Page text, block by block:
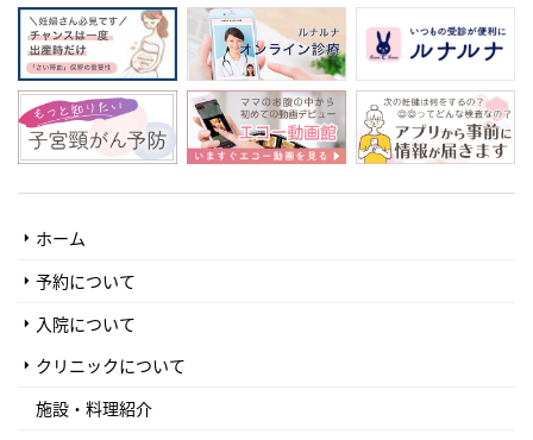
ホーム
予約について
入院について
クリニックについて
施設・料理紹介